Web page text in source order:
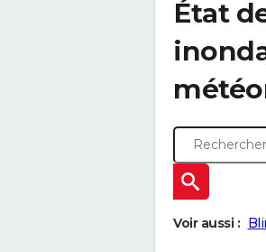
État
Voir aussi :